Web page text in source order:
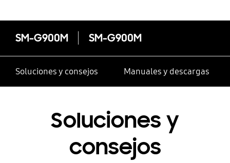
SM-G900M SM-G900M
Soluciones y consejos Manuales y descargas
Soluciones y
consejos